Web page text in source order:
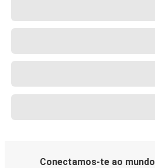
Conectamos-te ao mundo